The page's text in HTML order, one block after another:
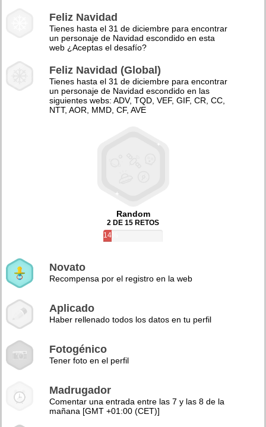
Feliz Navidad
Tienes hasta el 31 de diciembre para encontrar
un personaje de Navidad escondido en esta
web ¿Aceptas el desafío?
Feliz Navidad (Global)
Tienes hasta el 31 de diciembre para encontrar
un personaje de Navidad escondido en las
siguientes webs: ADV, TQD, VEF, GIF, CR, CC,
NTT, AOR, MMD, CF, AVE
Random
2 DE 15 RETOS
14%
Novato
Recompensa por el registro en la web
Aplicado
Haber rellenado todos los datos en tu perfil
Fotogénico
Tener foto en el perfil
Madrugador
Comentar una entrada entre las 7 y las 8 de la
mañana [GMT +01:00 (CET)]